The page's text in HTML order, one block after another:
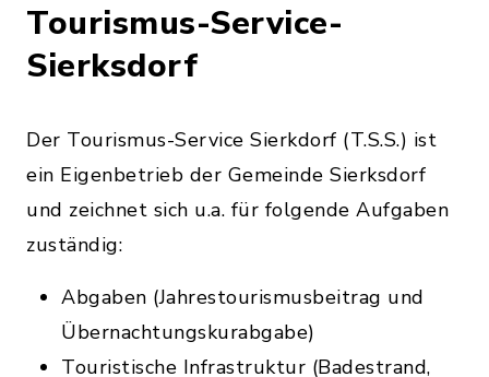
Tourismus-Service-
Sierksdorf
Der Tourismus-Service Sierkdorf (T.S.S.) ist
ein Eigenbetrieb der Gemeinde Sierksdorf
und zeichnet sich u.a. für folgende Aufgaben
zuständig:
Abgaben (Jahrestourismusbeitrag und
Übernachtungskurabgabe)
Touristische Infrastruktur (Badestrand,